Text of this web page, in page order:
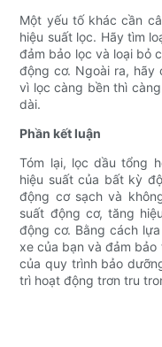
Một yếu tố khác cần
hiệu suất lọc. Hãy tìm
đảm bảo lọc và loại bỏ
động cơ. Ngoài ra, hãy
vì lọc càng bền thì
dài.
Phần kết luận
Tóm lại, lọc dầu tổng
hiệu suất của bất kỳ
động cơ sạch và
suất động cơ, tăng
động cơ. Bằng cách
xe của bạn và đảm
của quy trình bảo
trì hoạt động trơn tru